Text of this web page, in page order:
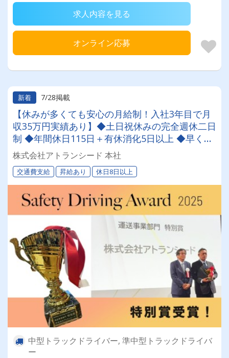
求人内容を見る
オンライン応募
新着 7/28掲載
【休みが多くても安心の月給制！入社3年目で月
収35万円実績あり】◆土日祝休みの完全週休二日
制 ◆年間休日115日＋有休消化5日以上 ◆早く帰
れて嬉しい！5:40～15:30の勤務時間
株式会社アトランシード 本社
交通費支給 昇給あり 休日8日以上
中型トラックドライバー, 準中型トラックドライバ
ー